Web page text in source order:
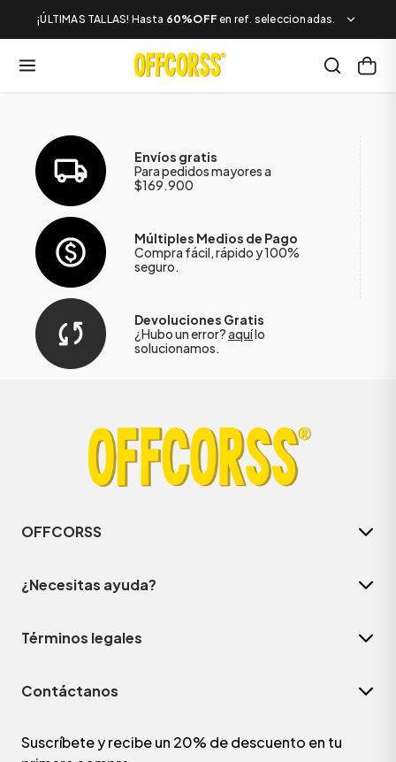
¡ÚLTIMAS TALLAS! Hasta 60%OFF en ref. seleccionadas.
Envíos gratis
Para pedidos mayores a
$169.900
Múltiples Medios de Pago
Compra fácil, rápido y 100%
seguro.
Devoluciones Gratis
¿Hubo un error?aquílo
solucionamos.
OFFCORSS
¿Necesitas ayuda?
Términos legales
Contáctanos
Suscríbete y recibe un 20% de descuento en tu